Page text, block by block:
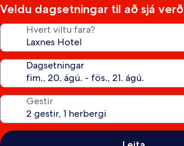
Veldu dagsetningar til að sjá verð
Hvert viltu fara?
Dagsetningar
Gestir